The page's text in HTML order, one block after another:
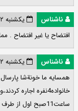
ناشناس
یکشنبه ۲۲ تیر ۱۴۰۴ ۰۵:۰۶:۴۹
افتضاح یا غیر افتضاح .
ناشناس
یکشنبه ۲۲ تیر ۱۴۰۴ ۰۷:۴۲:۰۲
همسایه ما خونةشا
ساعت11صبح اول